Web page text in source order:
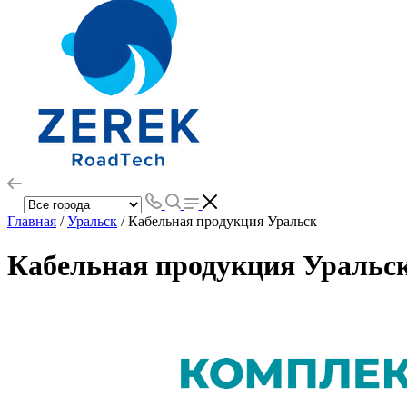
Главная /Уральск / Кабельная продукция Уральск
Кабельная продукция